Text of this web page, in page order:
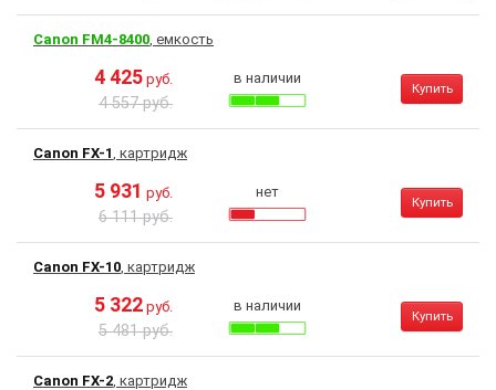
Canon FM4-8400, емкость
4 425 руб.
4 557 руб.
в наличии
Купить
Canon FX-1, картридж
5 931 руб.
6 111 руб.
нет
Купить
Canon FX-10, картридж
5 322 руб.
5 481 руб.
в наличии
Купить
Canon FX-2, картридж